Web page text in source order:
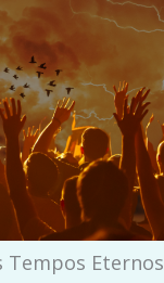
Tempos Eternos